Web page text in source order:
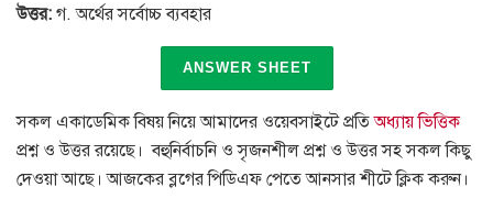
উত্তর: গ. অর্থের সর্বোচ্চ ব্যবহার
ANSWER SHEET
সকল একাডেমিক বিষয় নিয়ে আমাদের ওয়েবসাইটে প্রতিঅধ্যায় ভিত্তিক
প্রশ্ন ও উত্তর রয়েছে। বহুনির্বাচনি ও সৃজনশীল প্রশ্ন ও উত্তর সহ সকল কিছু
দেওয়া আছে।আজকের ব্লগের পিডিএফ পেতেআনসার শীটে ক্লিক করুন।